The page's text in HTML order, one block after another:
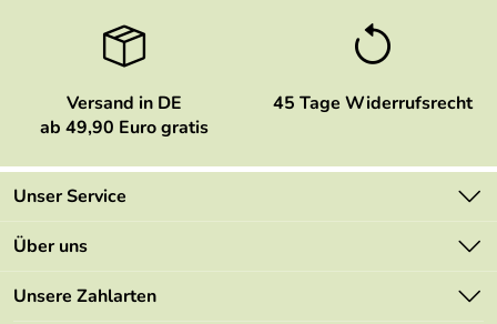
Versand in DE
ab 49,90 Euro gratis
45 Tage Widerrufsrecht
Unser Service
Kontakt
Mehrwertsteuerfrei
Über uns
Marken
Unsere Zahlarten